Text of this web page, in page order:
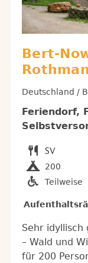
Bert-
Deutschland /
Feriendorf,
200
Teilweise
Sehr idyllisch
– Wald und
für 200